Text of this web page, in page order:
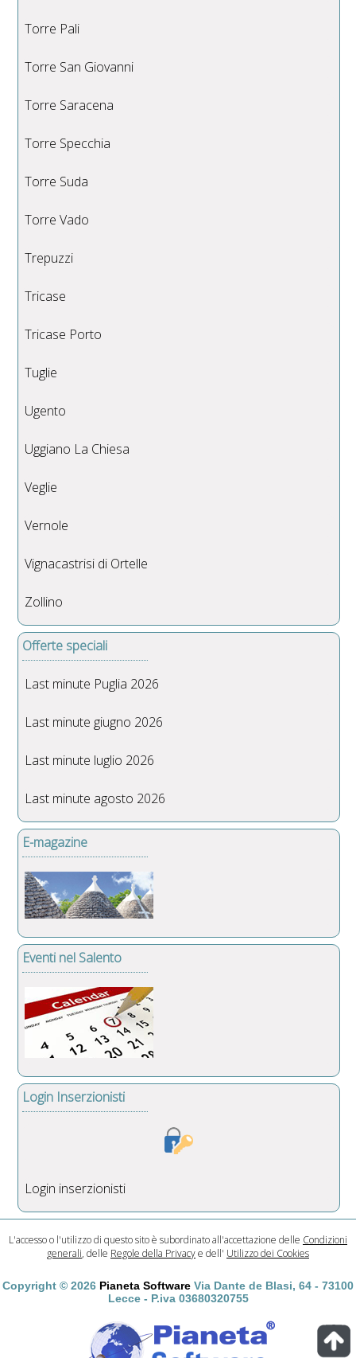
Torre Pali
Torre San Giovanni
Torre Saracena
Torre Specchia
Torre Suda
Torre Vado
Trepuzzi
Tricase
Tricase Porto
Tuglie
Ugento
Uggiano La Chiesa
Veglie
Vernole
Vignacastrisi di Ortelle
Zollino
Offerte speciali
Last minute Puglia 2026
Last minute giugno 2026
Last minute luglio 2026
Last minute agosto 2026
E-magazine
Eventi nel Salento
Login Inserzionisti
Login inserzionisti
L'accesso o l'utilizzo di questo sito è subordinato all'accettazione delle Condizioni
generali, delle Regole della Privacye dell' Utilizzo dei Cookies
Copyright © 2026 Pianeta Software Via Dante de Blasi, 64 - 73100
Lecce - P.iva 03680320755